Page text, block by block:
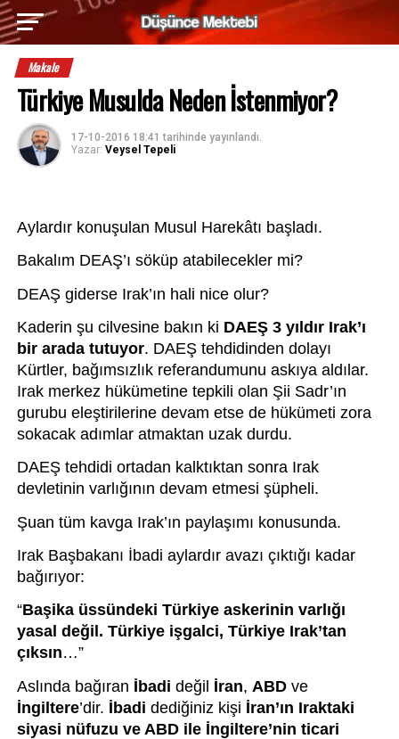
Makale
Türkiye Musulda Neden İstenmiyor?
17-10-2016 18:41 tarihinde yayınlandı.
Yazar: Veysel Tepeli
Aylardır konuşulan Musul Harekâtı başladı.
Bakalım DEAŞ’ı söküp atabilecekler mi?
DEAŞ giderse Irak’ın hali nice olur?
Kaderin şu cilvesine bakın ki DAEŞ 3 yıldır Irak’ı
bir arada tutuyor. DAEŞ tehdidinden dolayı
Kürtler, bağımsızlık referandumunu askıya aldılar.
Irak merkez hükümetine tepkili olan Şii Sadr’ın
gurubu eleştirilerine devam etse de hükümeti zora
sokacak adımlar atmaktan uzak durdu.
DAEŞ tehdidi ortadan kalktıktan sonra Irak
devletinin varlığının devam etmesi şüpheli.
Şuan tüm kavga Irak’ın paylaşımı konusunda.
Irak Başbakanı İbadi aylardır avazı çıktığı kadar
bağırıyor:
“Başika üssündeki Türkiye askerinin varlığı
yasal değil. Türkiye işgalci, Türkiye Irak’tan
çıksın…”
Aslında bağıran İbadi değil İran, ABD
ve
İngiltere’dir. İbadi dediğiniz kişi İran’ın Iraktaki
siyasi nüfuzu ve ABD ile İngiltere’nin ticari